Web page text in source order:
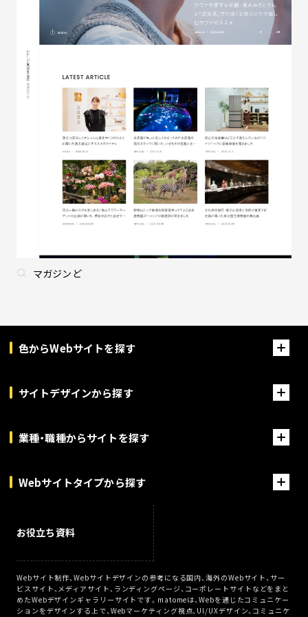
マガジンど
色からWebサイトを探す
サイトデザインから探す
業種・職種からサイトを探す
Webサイトタイプから探す
お役立ち資料
Webサイト制作、Webサイトデザインの参考になる国内、海外のWebサイト、サー
ビスサイト、メディアサイト、ランディングページ、コーポレートサイトなどをまと
めたWebデザインギャラリーサイトです。matomeは、Webを通じたコミュニケー
ションをデザインする上で、Webマーケティング視点、UI/UXデザイン、コミュニケ